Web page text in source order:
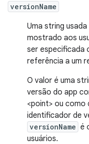
versionName
Uma string
mostrado aos
ser especificada
referência a um
O valor é uma
versão do app
<point> ou
identificador de
versionName é
usuários.